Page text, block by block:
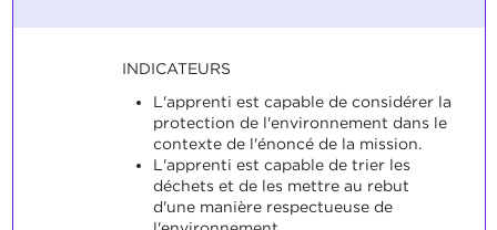
INDICATEURS
L'apprenti est capable de considérer la
protection de l'environnement dans le
contexte de l'énoncé de la mission.
L'apprenti est capable de trier les
déchets et de les mettre au rebut
d'une manière respectueuse de